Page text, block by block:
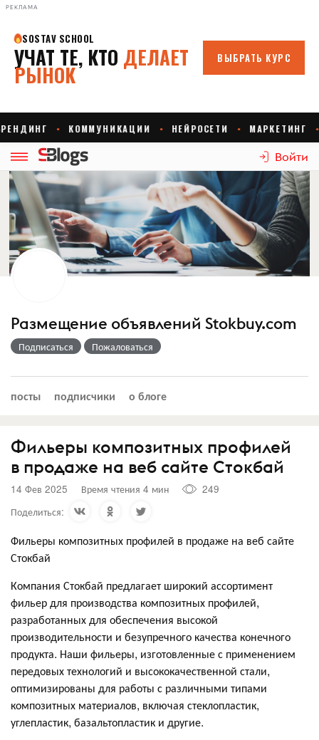
РЕКЛАМА
Войти
Размещение объявлений Stokbuy.com
Подписаться Пожаловаться
посты подписчики о блоге
Фильеры композитных профилей
в продаже на веб сайте Стокбай
14 Фев 2025 Время чтения 4 мин
249
Поделиться:
Фильеры композитных профилей в продаже на веб сайте
Стокбай
Компания Стокбай предлагает широкий ассортимент
фильер для производства композитных профилей,
разработанных для обеспечения высокой
производительности и безупречного качества конечного
продукта. Наши фильеры, изготовленные с применением
передовых технологий и высококачественной стали,
оптимизированы для работы с различными типами
композитных материалов, включая стеклопластик,
углепластик, базальтопластик и другие.